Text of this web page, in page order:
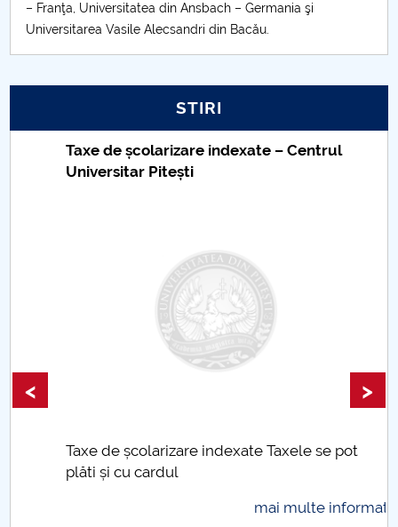
– Franţa, Universitatea din Ansbach – Germania şi
Universitarea Vasile Alecsandri din Bacău.
STIRI
Taxe de școlarizare indexate – Centrul
Universitar Pitești
Taxe de școlarizare indexate Taxele se pot
plăti și cu cardul
mai multe informatii...
< >